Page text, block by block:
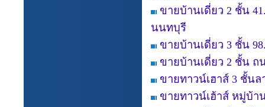
ขายบ้านเดี่ยว 2 ชั้น
นนทบุรี
ขายบ้านเดี่ยว 3 ชั้น
ขายบ้านเดี่ยว 2 ชั้น ถ
ขายทาวน์เฮาส์ 3 ชั้นล
ขายทาวน์เฮ้าส์ หมู่บ้